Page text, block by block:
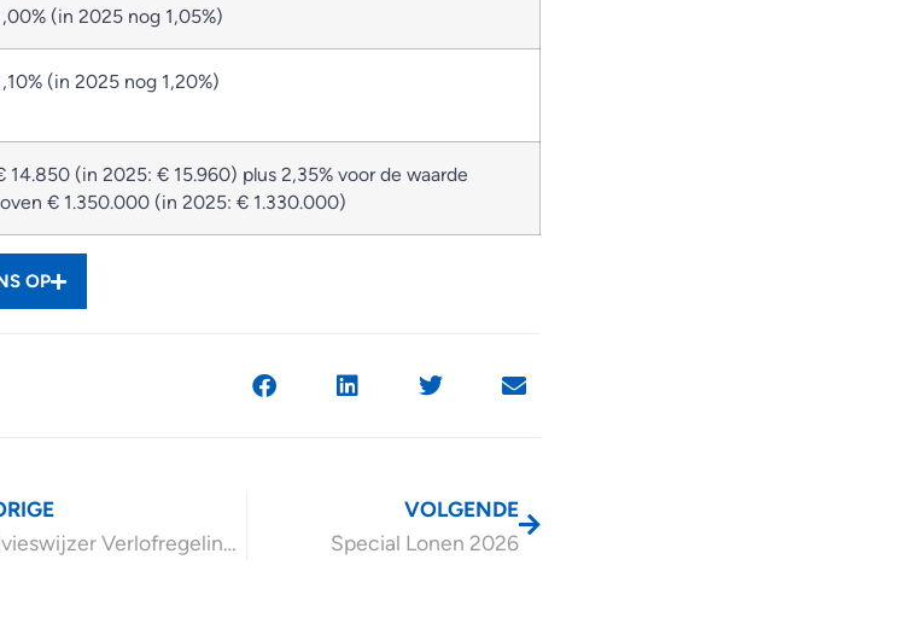
(in 2025 nog 1,05%)
(in 2025 nog 1,20%)
14.850 (in 2025: € 15.960) plus 2,35% voor de waarde
€ 1.350.000 (in 2025: € 1.330.000)
OP
Advieswijzer Verlofregelingen
VOLGENDE
Special Lonen 2026